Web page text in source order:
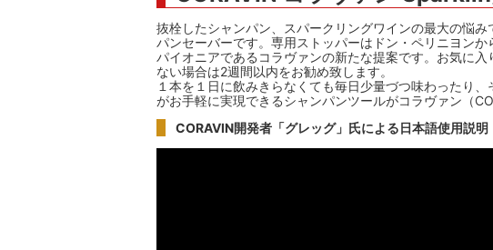
抜栓したシャンパン、スパークリングワインの最大の悩
パンセーバーです。専用ストッパーはドン・ペリニヨン
パイオニアであるコラヴァンの新たな提案です。お気に
ない場合は2週間以内をお勧め致します。
１本を１日に飲みきらなくても毎日少量づつ味わったり
がお手軽に実現できるシャンパンツールがコラヴァン（
CORAVIN開発者「グレッグ」氏による日本語使用説明